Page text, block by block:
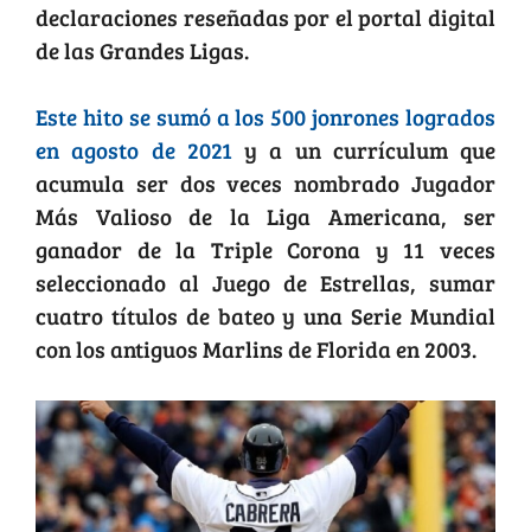
declaraciones reseñadas por el portal digital
de las Grandes Ligas.
Este hito se sumó a los 500 jonrones logrados
en agosto de 2021y a un currículum que
acumula ser dos veces nombrado Jugador
Más Valioso de la Liga Americana, ser
ganador de la Triple Corona y 11 veces
seleccionado al Juego de Estrellas, sumar
cuatro títulos de bateo y una Serie Mundial
con los antiguos Marlins de Florida en 2003.